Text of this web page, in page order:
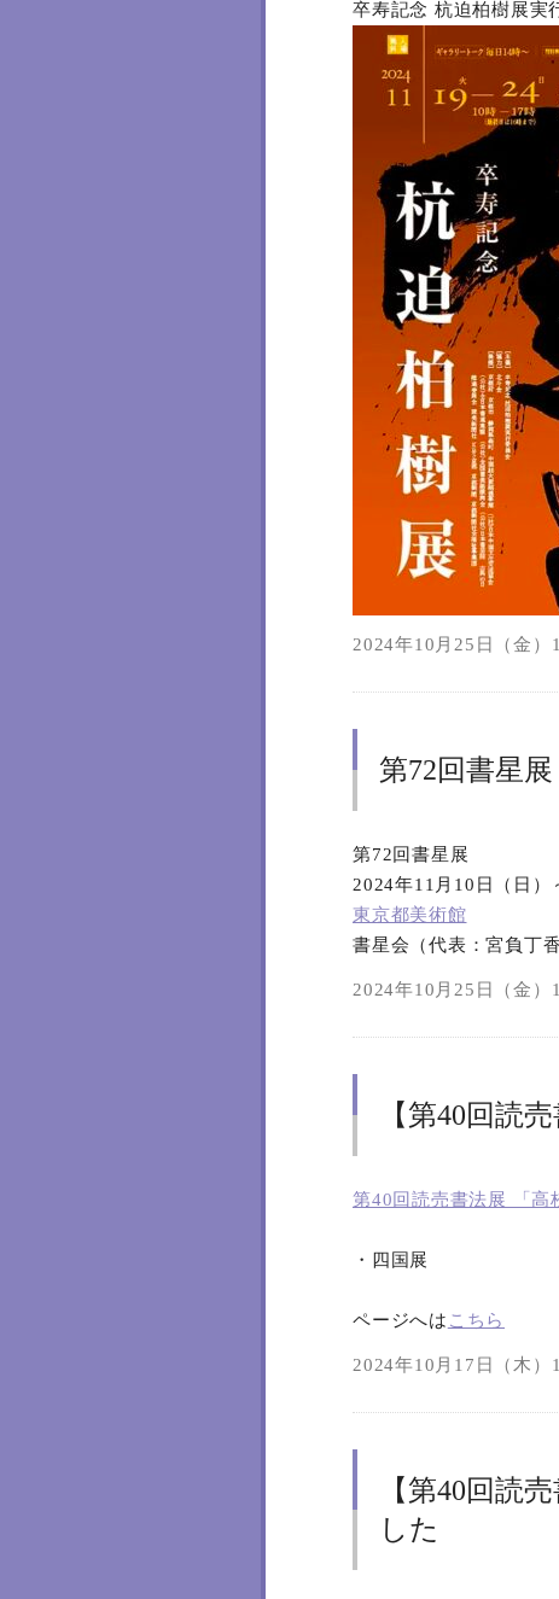
卒寿記念 杭迫柏樹展実
2024年10月25日（金）
第72回書星展
第72回書星展
2024年11月10日（日）
東京都美術館
書星会（代表：宮負丁香
2024年10月25日（金）
【第40回読
第40回読売書法展 「高
・四国展
ページへは こちら
2024年10月17日（木）
【第40回読
した